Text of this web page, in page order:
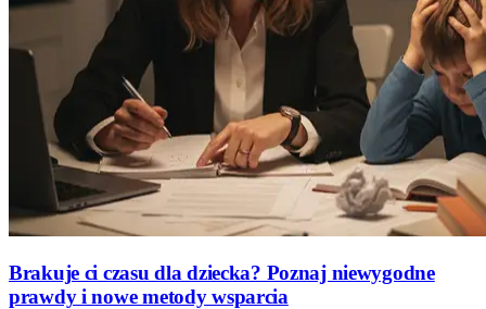
Brakuje ci czasu dla dziecka? Poznaj niewygodne
prawdy i nowe metody wsparcia